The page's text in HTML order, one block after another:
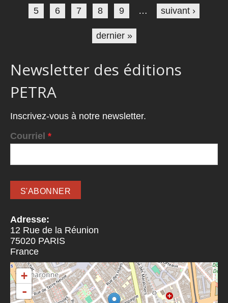
5 6 7 8 9 … suivant ›
dernier »
Newsletter des éditions
PETRA
Inscrivez-vous à notre newsletter.
Courriel *
Adresse:
12 Rue de la Réunion
75020 PARIS
France
+
-